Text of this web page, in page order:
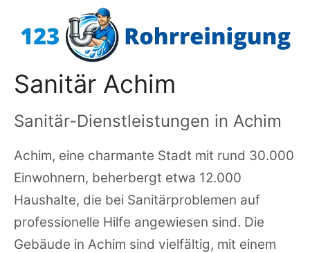
Inhalt
Sanitär Achim
Sanitär-Dienstleistungen in Achim
Achim, eine charmante Stadt mit rund 30.000
Einwohnern, beherbergt etwa 12.000
Haushalte, die bei Sanitärproblemen auf
professionelle Hilfe angewiesen sind. Die
Gebäude in Achim sind vielfältig, mit einem